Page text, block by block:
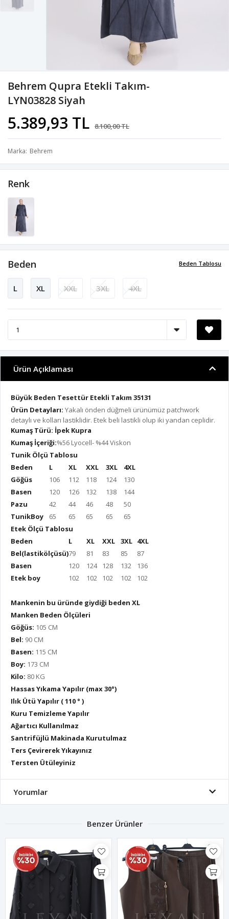
Behrem Qupra Etekli Takım-
LYN03828 Siyah
5.389,93 TL 8.100,00 TL
Marka Behrem
Renk
Beden Tablosu
Beden
L XL XXL 3XL 4XL
Ürün Açıklaması
Büyük Beden Tesettür Etekli Takım 35131
Ürün Detayları: Yakalı önden düğmeli ürünümüz patchwork
detaylı ve kolları lastiklidir. Etek beli lastikli olup iki yandan ceplidir.
Kumaş Türü: İpek Kupra
Kumaş İçeriği:%56 Lyocell- %44 Viskon
Tunik Ölçü Tablosu
Beden
L XL XXL 3XL
4XL
Göğüs
106 112 118 124
130
Basen
120 126 132 138
144
Pazu
42 44 46 48
50
TunikBoy
65 65 65 65
65
Etek Ölçü Tablosu
Beden
L XL XXL 3XL 4XL
Bel(lastikölçüsü)79 81 83 85
87
Basen
120 124 128 132
136
Etek boy
102 102 102 102 102
Mankenin bu üründe giydiği beden XL
Manken Beden Ölçüleri
Göğüs: 105 CM
Bel: 90 CM
Basen: 115 CM
Boy: 173 CM
Kilo: 80 KG
Hassas Yıkama Yapılır (max 30°)
Ilık Ütü Yapılır ( 110 ° )
Kuru Temizleme Yapılır
Ağartıcı Kullanılmaz
Santrifüjlü Makinada Kurutulmaz
Ters Çevirerek Yıkayınız
Tersten Ütüleyiniz
Yorumlar
Benzer Ürünler